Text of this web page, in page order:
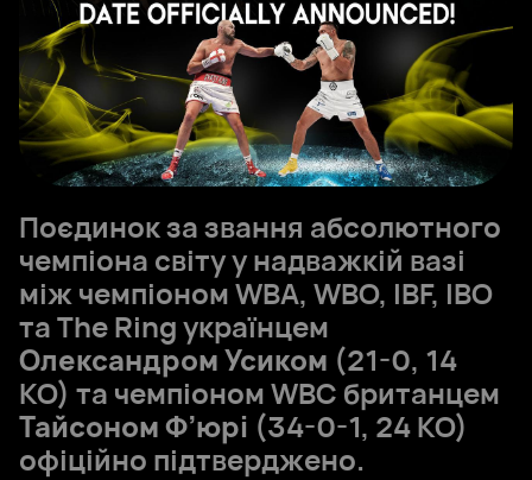
Поєдинок за звання абсолютного
чемпіона світу у надважкій вазі
між чемпіоном WBA, WBO, IBF, IBO
та The Ring українцем
Олександром Усиком (21-0, 14
КО) та чемпіоном WBC британцем
Тайсоном Ф’юрі (34-0-1, 24 КО)
офіційно підтверджено.